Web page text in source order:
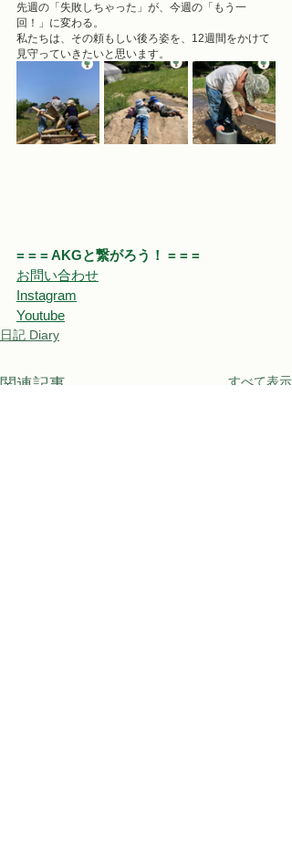
先週の「失敗しちゃった」が、今週の「もう一
回！」に変わる。
私たちは、その頼もしい後ろ姿を、12週間をかけて
見守っていきたいと思います。
= = = AKGと繋がろう！ = = =
お問い合わせ
Instagram
Youtube
日記 Diary
関連記事 すべて表示